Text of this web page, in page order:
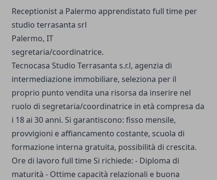
Receptionist a Palermo apprendistato full time per
studio terrasanta srl
Palermo, IT
segretaria/coordinatrice.
Tecnocasa Studio Terrasanta s.r.l, agenzia di
intermediazione immobiliare, seleziona per il
proprio punto vendita una risorsa da inserire nel
ruolo di segretaria/coordinatrice in età compresa da
i 18 ai 30 anni. Si garantiscono: fisso mensile,
provvigioni e affiancamento costante, scuola di
formazione interna gratuita, possibilità di crescita.
Ore di lavoro full time Si richiede: - Diploma di
maturità - Ottime capacità relazionali e buona